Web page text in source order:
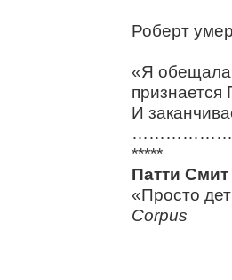
Роберт
«Я обещала
И
*****
Патти Смит
«Просто
Corpus